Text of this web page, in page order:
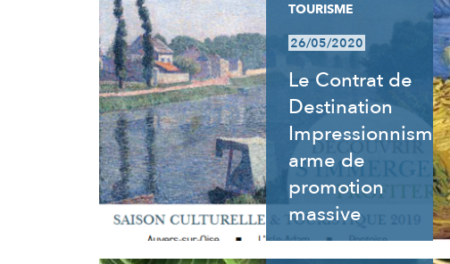
TOURISME
26/05/2020
Le Contrat de
Destination
Impressionnisme,
arme de
promotion
massive